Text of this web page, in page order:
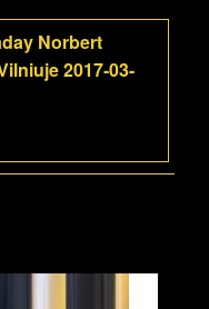
Norbert
2017-03-